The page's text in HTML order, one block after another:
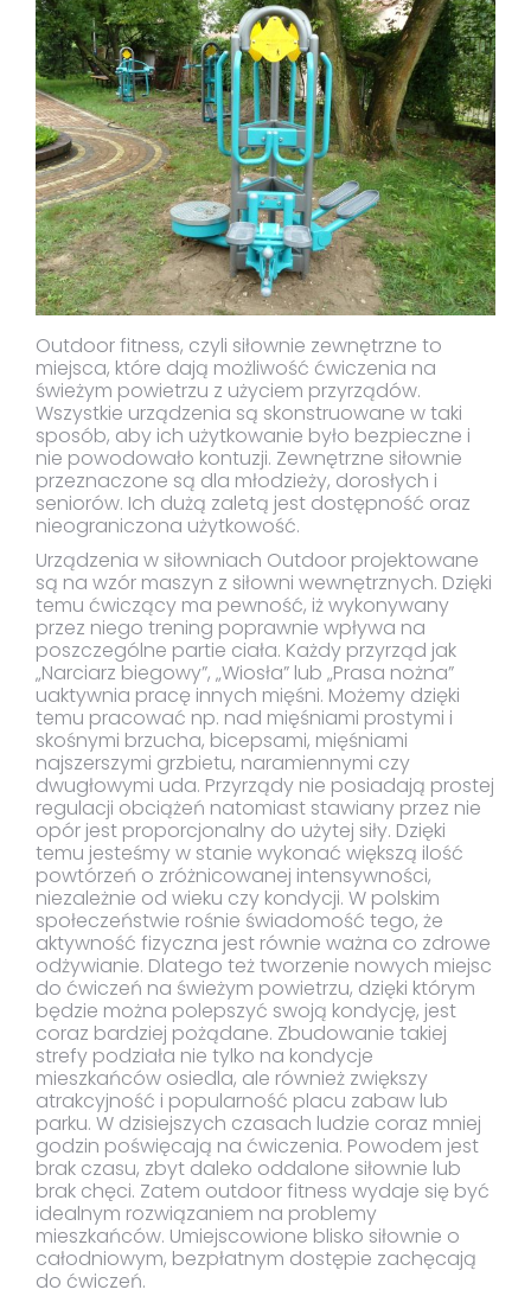
Outdoor fitness, czyli siłownie zewnętrzne to
miejsca, które dają możliwość ćwiczenia na
świeżym powietrzu z użyciem przyrządów.
Wszystkie urządzenia są skonstruowane w taki
sposób, aby ich użytkowanie było bezpieczne i
nie powodowało kontuzji. Zewnętrzne siłownie
przeznaczone są dla młodzieży, dorosłych i
seniorów. Ich dużą zaletą jest dostępność oraz
nieograniczona użytkowość.
Urządzenia w siłowniach Outdoor projektowane
są na wzór maszyn z siłowni wewnętrznych. Dzięki
temu ćwiczący ma pewność, iż wykonywany
przez niego trening poprawnie wpływa na
poszczególne partie ciała. Każdy przyrząd jak
„Narciarz biegowy”, „Wiosła” lub „Prasa nożna”
uaktywnia pracę innych mięśni. Możemy dzięki
temu pracować np. nad mięśniami prostymi i
skośnymi brzucha, bicepsami, mięśniami
najszerszymi grzbietu, naramiennymi czy
dwugłowymi uda. Przyrządy nie posiadają prostej
regulacji obciążeń natomiast stawiany przez nie
opór jest proporcjonalny do użytej siły. Dzięki
temu jesteśmy w stanie wykonać większą ilość
powtórzeń o zróżnicowanej intensywności,
niezależnie od wieku czy kondycji. W polskim
społeczeństwie rośnie świadomość tego, że
aktywność fizyczna jest równie ważna co zdrowe
odżywianie. Dlatego też tworzenie nowych miejsc
do ćwiczeń na świeżym powietrzu, dzięki którym
będzie można polepszyć swoją kondycję, jest
coraz bardziej pożądane. Zbudowanie takiej
strefy podziała nie tylko na kondycje
mieszkańców osiedla, ale również zwiększy
atrakcyjność i popularność placu zabaw lub
parku. W dzisiejszych czasach ludzie coraz mniej
godzin poświęcają na ćwiczenia. Powodem jest
brak czasu, zbyt daleko oddalone siłownie lub
brak chęci. Zatem outdoor fitness wydaje się być
idealnym rozwiązaniem na problemy
mieszkańców. Umiejscowione blisko siłownie o
całodniowym, bezpłatnym dostępie zachęcają
do ćwiczeń.